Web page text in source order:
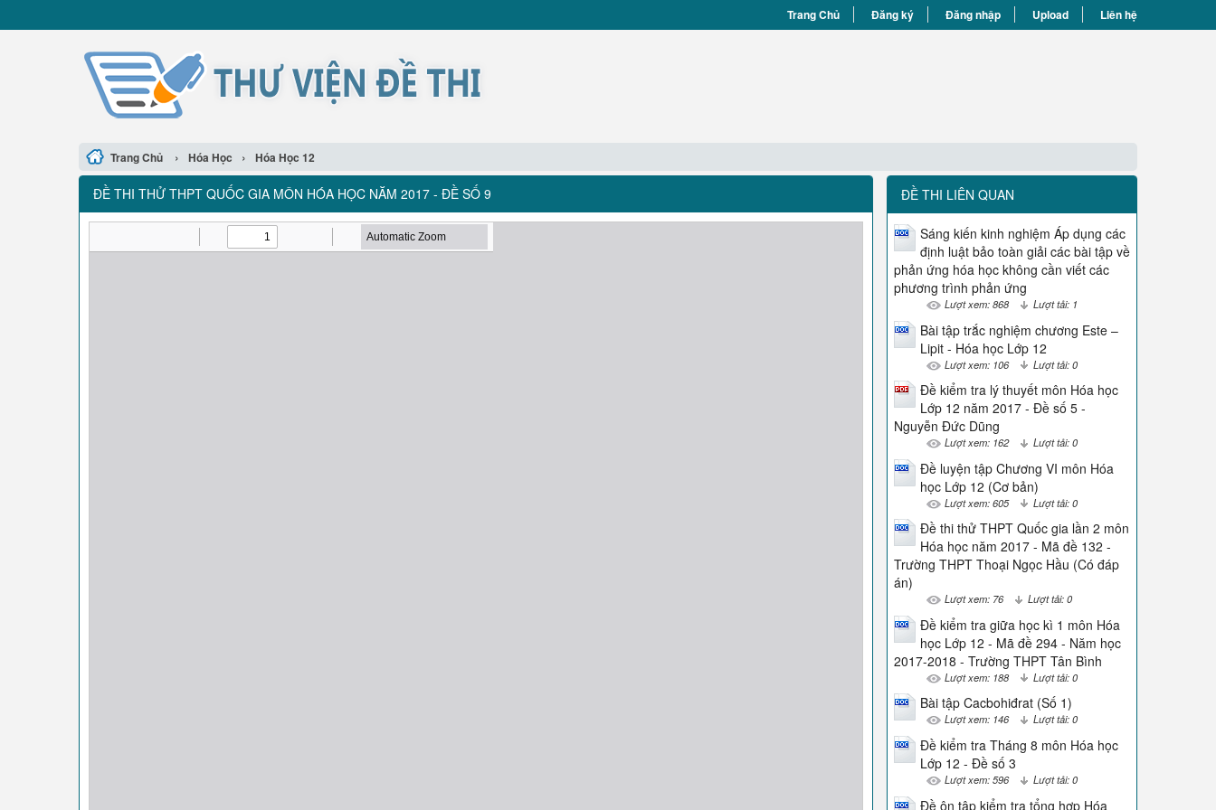
Trang Chủ Đăng ký Đăng nhập Upload Liên hệ
Trang Chủ › Hóa Học › Hóa Học 12
ĐỀ THI THỬ THPT QUỐC GIA MÔN HÓA HỌC NĂM 2017 - ĐỀ SỐ 9 ĐỀ THI LIÊN QUAN
Sáng kiến kinh nghiệm Áp dụng các
định luật bảo toàn giải các bài tập về
phản ứng hóa học không cần viết các
phương trình phản ứng
Lượt xem: 868 Lượt tải: 1
Bài tập trắc nghiệm chương Este –
Lipit - Hóa học Lớp 12
Lượt xem: 106 Lượt tải: 0
Đề kiểm tra lý thuyết môn Hóa học
Lớp 12 năm 2017 - Đề số 5 -
Nguyễn Đức Dũng
Lượt xem: 162 Lượt tải: 0
Đề luyện tập Chương VI môn Hóa
học Lớp 12 (Cơ bản)
Lượt xem: 605 Lượt tải: 0
Đề thi thử THPT Quốc gia lần 2 môn
Hóa học năm 2017 - Mã đề 132 -
Trường THPT Thoại Ngọc Hầu (Có đáp
án)
Lượt xem: 76 Lượt tải: 0
Đề kiểm tra giữa học kì 1 môn Hóa
học Lớp 12 - Mã đề 294 - Năm học
2017-2018 - Trường THPT Tân Bình
Lượt xem: 188 Lượt tải: 0
Bài tập Cacbohiđrat (Số 1)
Lượt xem: 146 Lượt tải: 0
Đề kiểm tra Tháng 8 môn Hóa học
Lớp 12 - Đề số 3
Lượt xem: 596 Lượt tải: 0
Đề ôn tập kiểm tra tổng hợp Hóa